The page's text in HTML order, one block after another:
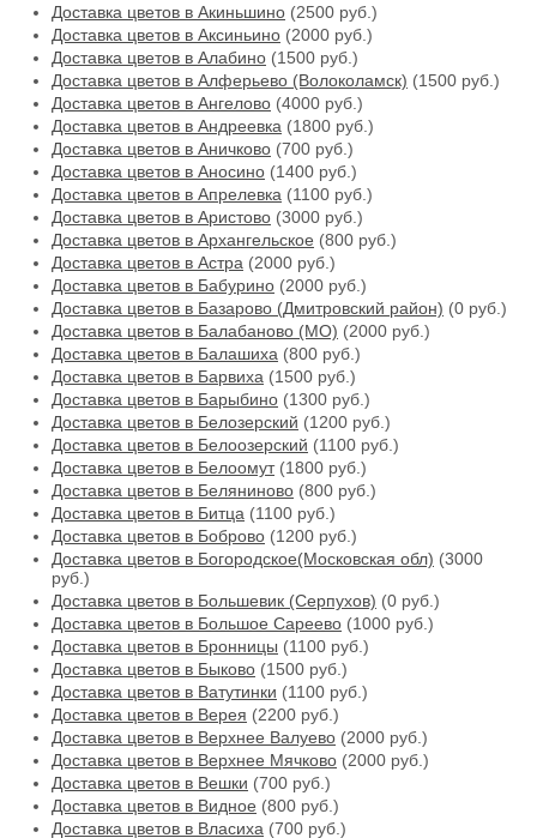
Доставка цветов в Акиньшино (2500 руб.)
Доставка цветов в Аксиньино (2000 руб.)
Доставка цветов в Алабино (1500 руб.)
Доставка цветов в Алферьево (Волоколамск) (1500 руб.)
Доставка цветов в Ангелово (4000 руб.)
Доставка цветов в Андреевка (1800 руб.)
Доставка цветов в Аничково (700 руб.)
Доставка цветов в Аносино (1400 руб.)
Доставка цветов в Апрелевка (1100 руб.)
Доставка цветов в Аристово (3000 руб.)
Доставка цветов в Архангельское (800 руб.)
Доставка цветов в Астра (2000 руб.)
Доставка цветов в Бабурино (2000 руб.)
Доставка цветов в Базарово (Дмитровский район) (0 руб.)
Доставка цветов в Балабаново (МО) (2000 руб.)
Доставка цветов в Балашиха (800 руб.)
Доставка цветов в Барвиха (1500 руб.)
Доставка цветов в Барыбино (1300 руб.)
Доставка цветов в Белозерский (1200 руб.)
Доставка цветов в Белоозерский (1100 руб.)
Доставка цветов в Белоомут(1800 руб.)
Доставка цветов в Беляниново (800 руб.)
Доставка цветов в Битца (1100 руб.)
Доставка цветов в Боброво (1200 руб.)
Доставка цветов в Богородское(Московская обл) (3000
руб.)
Доставка цветов в Большевик (Серпухов) (0 руб.)
Доставка цветов в Большое Сареево (1000 руб.)
Доставка цветов в Бронницы (1100 руб.)
Доставка цветов в Быково (1500 руб.)
Доставка цветов в Ватутинки (1100 руб.)
Доставка цветов в Верея (2200 руб.)
Доставка цветов в Верхнее Валуево (2000 руб.)
Доставка цветов в Верхнее Мячково (2000 руб.)
Доставка цветов в Вешки (700 руб.)
Доставка цветов в Видное (800 руб.)
Доставка цветов в Власиха (700 руб.)